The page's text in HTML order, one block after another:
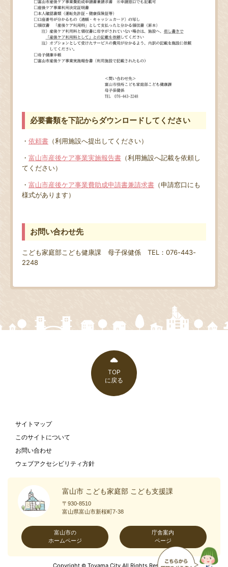
必要書類を下記からダウンロードしてください
・ 依頼書（利用施設へ提出してください）
・ 富山市産後ケア事業実施報告書（利用施設へ記載を依頼し
てください）
・ 富山市産後ケア事業費助成申請書兼請求書（申請窓口にも
様式があります）
お問い合わせ先
こども家庭部こども健康課 母子保健係 TEL：076-443-
2248
TOP
に戻る
サイトマップ
このサイトについて
お問い合わせ
ウェブアクセシビリティ方針
富山市 こども家庭部 こども支援課
〒930-8510
富山県富山市新桜町7-38
富山市の
ホームページ
庁舎案内
ページ
Copyright © Toyama City All Rights Reserved.